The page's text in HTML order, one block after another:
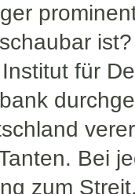
für
Bei
zum